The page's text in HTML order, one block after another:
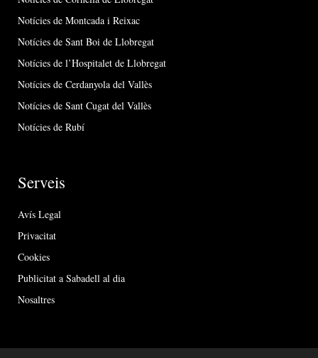
Notícies de Montcada i Reixac
Notícies de Sant Boi de Llobregat
Notícies de l’Hospitalet de Llobregat
Notícies de Cerdanyola del Vallès
Notícies de Sant Cugat del Vallès
Notícies de Rubí
Serveis
Avís Legal
Privacitat
Cookies
Publicitat a Sabadell al dia
Nosaltres